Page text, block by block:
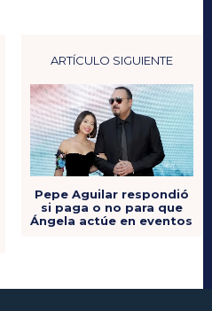
ARTÍCULO SIGUIENTE
Pepe Aguilar respondió
si paga o no para que
Ángela actúe en eventos